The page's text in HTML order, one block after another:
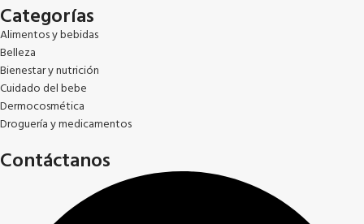
Categorías
Alimentos y bebidas
Belleza
Bienestar y nutrición
Cuidado del bebe
Dermocosmética
Droguería y medicamentos
Contáctanos